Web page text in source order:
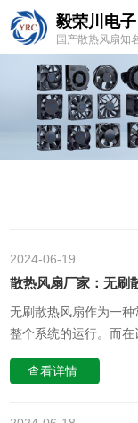
毅荣川电子
国产散热风扇知
19
2024-06
散热风扇厂家：无刷
无刷散热风扇作为一
整个系统的运行。而
常会听到一种说法，即
确？实际上，无刷直
确一点，无刷散热风
查看详情